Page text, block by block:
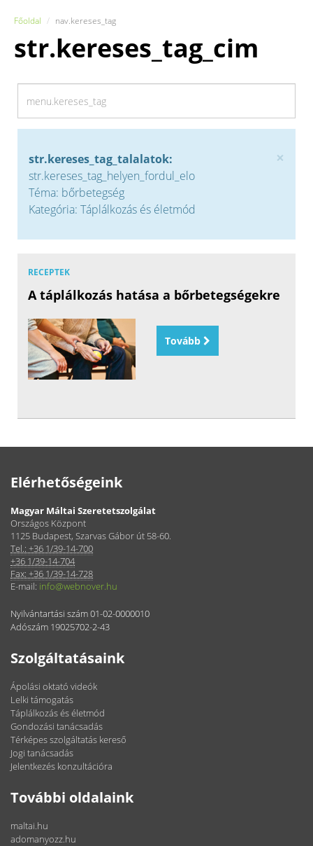
Főoldal nav.kereses_tag
str.kereses_tag_cim
×
str.kereses_tag_talalatok:
str.kereses_tag_helyen_fordul_elo
Téma: bőrbetegség
Kategória: Táplálkozás és életmód
RECEPTEK
A táplálkozás hatása a bőrbetegségekre
Tovább
Elérhetőségeink
Magyar Máltai Szeretetszolgálat
Országos Központ
1125 Budapest, Szarvas Gábor út 58-60.
Tel.: +36 1/39-14-700
+36 1/39-14-704
Fax: +36 1/39-14-728
E-mail: info@webnover.hu
Nyilvántartási szám 01-02-0000010
Adószám 19025702-2-43
Szolgáltatásaink
Ápolási oktató videók
Lelki támogatás
Táplálkozás és életmód
Gondozási tanácsadás
Térképes szolgáltatás kereső
Jogi tanácsadás
Jelentkezés konzultációra
További oldalaink
maltai.hu
adomanyozz.hu